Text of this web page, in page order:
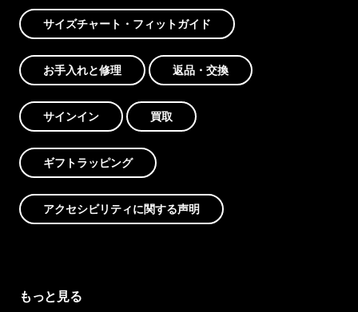
サイズチャート・フィットガイド
お手入れと修理 返品・交換
サインイン 買取
ギフトラッピング
アクセシビリティに関する声明
もっと見る